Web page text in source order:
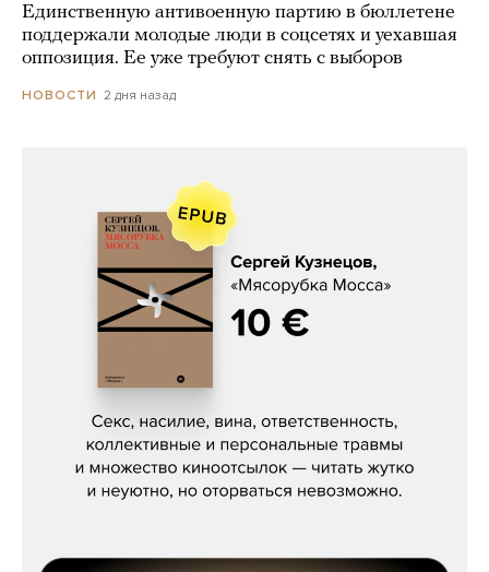
Единственную антивоенную партию в бюллетене
поддержали молодые люди в соцсетях и уехавшая
оппозиция. Ее уже требуют снять с выборов
НОВОСТИ 2 дня назад
Сергей Кузнецов, «Мясорубка